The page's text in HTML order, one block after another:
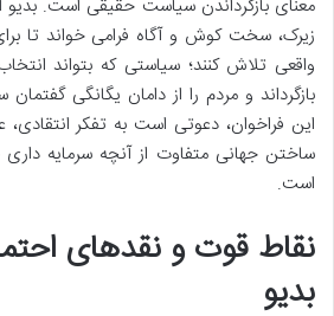
معنای بازگرداندن سیاست حقیقی است. بدیو
زیرک، سخت کوش و آگاه فرامی خواند تا
واقعی تلاش کنند؛ سیاستی که بتواند
بازگرداند و مردم را از دامان یگانگی
این فراخوان، دعوتی است به تفکر
ساختن جهانی متفاوت از آنچه سرمایه
است.
نقاط قوت و نقدهای
بدیو